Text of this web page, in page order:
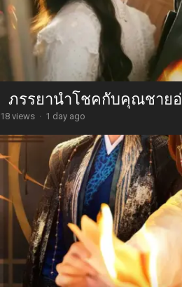
ภรรยานำโชคกับคุณชาย
18 views · 1 day ago